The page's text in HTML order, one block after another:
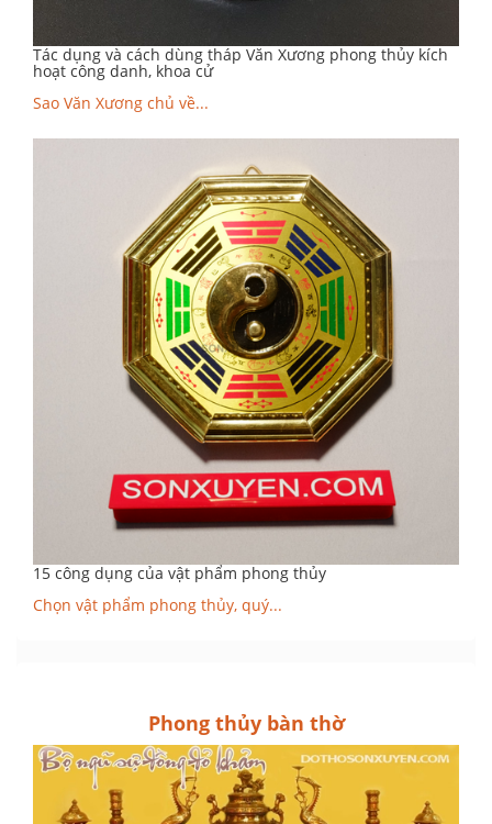
Tác dụng và cách dùng tháp Văn Xương phong thủy kích
hoạt công danh, khoa cử
Sao Văn Xương chủ về...
15 công dụng của vật phẩm phong thủy
Chọn vật phẩm phong thủy, quý...
Phong thủy bàn thờ